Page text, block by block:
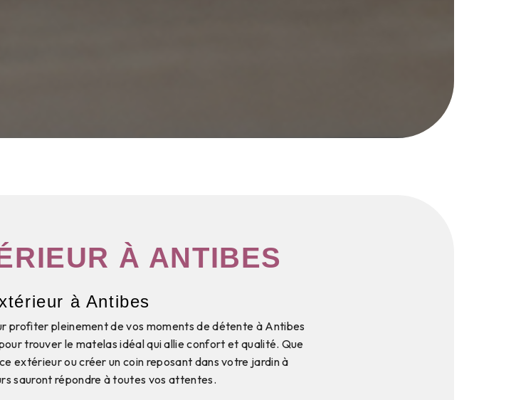
À ANTIBES
à Antibes
profiter pleinement de vos moments de détente à Antibes
trouver le matelas idéal qui allie confort et qualité. Que
extérieur ou créer un coin reposant dans votre jardin à
sauront répondre à toutes vos attentes.